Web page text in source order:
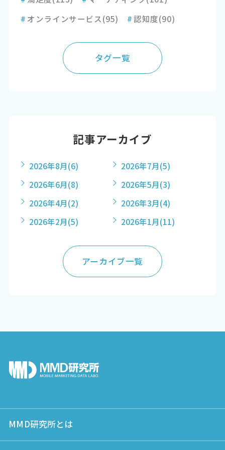
# オンラインサービス(95) #認知度(90)
タグ一覧
記事アーカイブ
2026年8月(6) 2026年7月(5)
2026年6月(8) 2026年5月(3)
2026年4月(2) 2026年3月(4)
2026年2月(5) 2026年1月(11)
アーカイブ一覧
MMD研究所とは